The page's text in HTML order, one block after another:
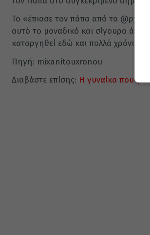
Το «έπιασε τον πάπα από τα @ρχ…»
αυτό το μοναδικό και σίγουρα άνευ
καταργηθεί εδώ και πολλά χρόνια,
Πηγή: mixanitouxronou
Διαβάστε επίσης: Η γυναίκα που